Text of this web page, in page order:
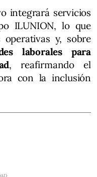
integrará servicios
ILUNION, lo que
y, sobre
laborales para
, reafirmando el
con la inclusión